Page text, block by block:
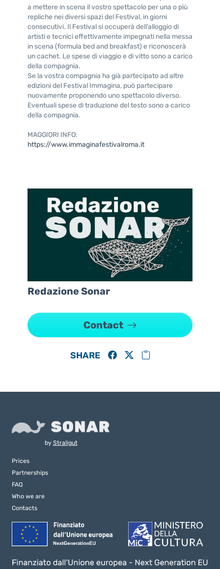
a mettere in scena il vostro spettacolo per una o più
repliche nei diversi spazi del Festival, in giorni
consecutivi. Il Festival si occuperà dell’alloggio di
artisti e tecnici effettivamente impegnati nella messa
in scena (formula bed and breakfast) e riconoscerà
un cachet. Le spese di viaggio e di vitto sono a carico
della compagnia.
Se la vostra compagnia ha già partecipato ad altre
edizioni del Festival Immagina, può partecipare
nuovamente proponendo uno spettacolo diverso.
Eventuali spese di traduzione del testo sono a carico
della compagnia.
MAGGIORI INFO:
https://www.immaginafestivalroma.it
Redazione Sonar
Contact
SHARE
by Straligut
Prices
Partnerships
FAQ
Who we are
Contacts